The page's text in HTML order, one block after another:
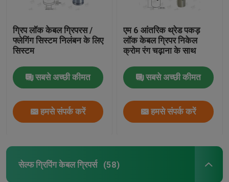
ग्रिप लॉक केबल ग्रिपरस /
फ्लेगिंग सिस्टम निलंबन के लिए
सिस्टम
सबसे अच्छी कीमत
हमसे संपर्क करें
एम 6 आंतरिक थ्रेड पकड़
लॉक केबल ग्रिपर निकेल
क्रोम रंग चढ़ाना के साथ
सबसे अच्छी कीमत
हमसे संपर्क करें
सेल्फ ग्रिपिंग केबल ग्रिपर्स (58)